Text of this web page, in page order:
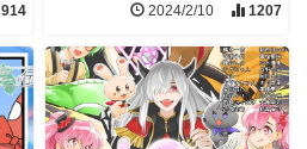
914 2024/2/10 1207